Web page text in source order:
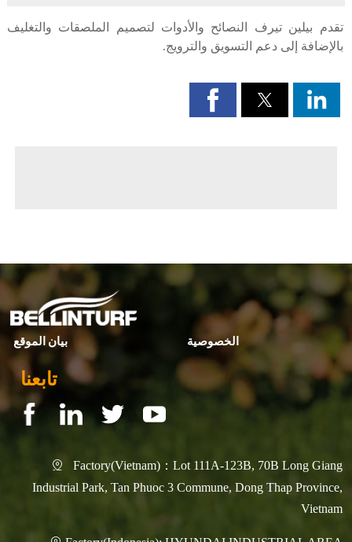
تقدم بيلين تيرف النصائح والأدوات لتصميم الملصقات والتغليف
بالإضافة إلى دعم التسويق والترويج.
بيان الموقع الخصوصية
تابعنا

Factory(Vietnam)：Lot 111A-123B, 70B Long Giang
Industrial Park, Tan Phuoc 3 Commune, Dong Thap Province,
Vietnam